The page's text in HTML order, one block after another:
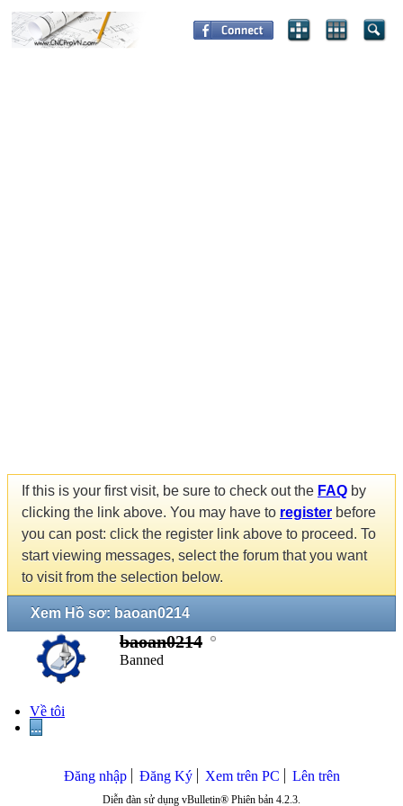
If this is your first visit, be sure to check out the FAQ by
clicking the link above. You may have to register before
you can post: click the register link above to proceed. To
start viewing messages, select the forum that you want
to visit from the selection below.
Xem Hồ sơ: baoan0214
baoan0214
Banned
Về tôi
...
Đăng nhập Đăng Ký Xem trên PC Lên trên
Diễn đàn sử dụng vBulletin® Phiên bản 4.2.3.